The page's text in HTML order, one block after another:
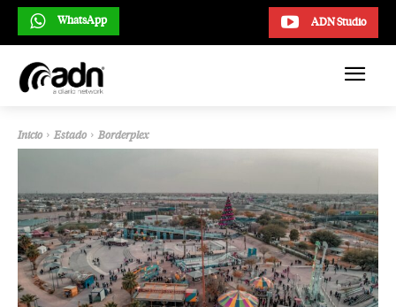
ADN Studio
WhatsApp
Inicio Estado Borderplex